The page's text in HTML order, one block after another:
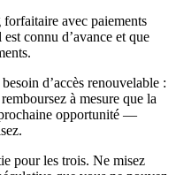
forfaitaire avec paiements
connu d’avance et que
d’accès renouvelable :
à mesure que la
opportunité —
pour les trois. Ne misez